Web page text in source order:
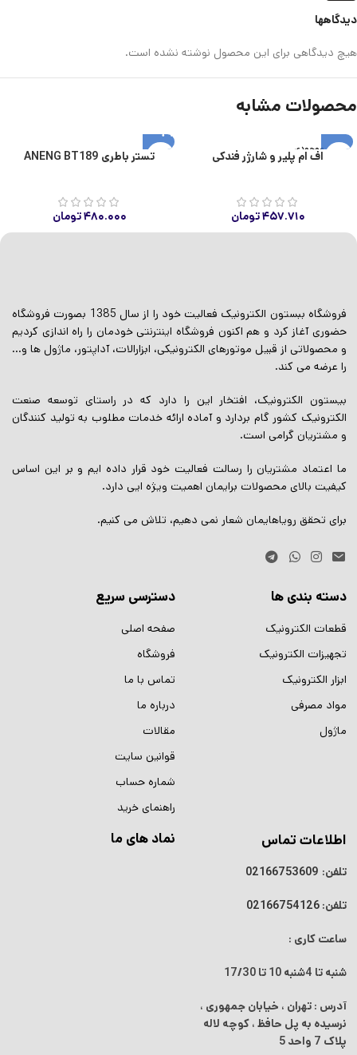
دیدگاهها
هیچ دیدگاهی برای این محصول نوشته نشده است.
محصولات مشابه
اتمام موجودی
اف ام پلیر و شارژر فندکی
۴۵۷.۷۱۰تومان
تستر باطری ANENG BT189
۴۸۰.۰۰۰تومان
فروشگاه ببستون الکترونیک فعالیت خود را از سال 1385 بصورت فروشگاه
حضوری آغاز کرد و هم اکنون فروشگاه اینترنتی خودمان را راه اندازی کردیم
و محصولاتی از قبیل موتورهای الکترونیکی، ابزارالات، آداپتور، ماژول ها و…
را عرضه می کند.
بیستون الکترونیک، افتخار این را دارد که در راستای توسعه صنعت
الکترونیک کشور گام بردارد و آماده ارائه خدمات مطلوب به تولید کنندگان
و مشتریان گرامی است.
ما اعتماد مشتریان را رسالت فعالیت خود قرار داده ایم و بر این اساس
کیفیت بالای محصولات برایمان اهمیت ویژه ایی دارد.
برای تحقق رویاهایمان شعار نمی دهیم، تلاش می کنیم.
دسته بندی ها
قطعات الکترونیک
تجهیزات الکترونیک
ابزار الکترونیک
مواد مصرفی
ماژول
دسترسی سریع
صفحه اصلی
فروشگاه
تماس با ما
درباره ما
مقالات
قوانین سایت
شماره حساب
راهنمای خرید
اطلاعات تماس
تلفن: 02166753609
تلفن: 02166754126
ساعت کاری :
شنبه تا 4شنبه 10 تا 17/30
آدرس : تهران ، خیابان جمهوری ،
نرسیده به پل حافظ ، کوچه لاله
پلاک 7 واحد 5
نماد های ما